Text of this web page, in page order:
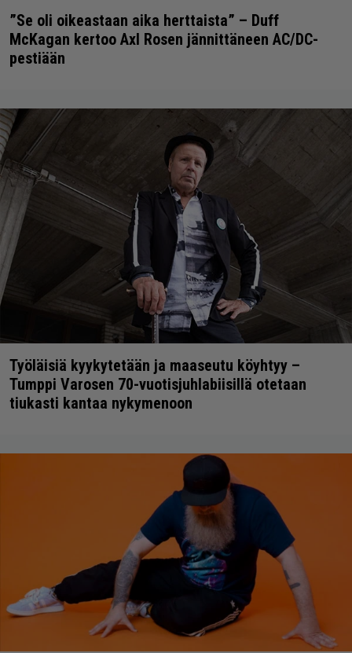
”Se oli oikeastaan aika herttaista” – Duff
McKagan kertoo Axl Rosen jännittäneen AC/DC-
pestiään
Työläisiä kyykytetään ja maaseutu köyhtyy –
Tumppi Varosen 70-vuotisjuhlabiisillä otetaan
tiukasti kantaa nykymenoon